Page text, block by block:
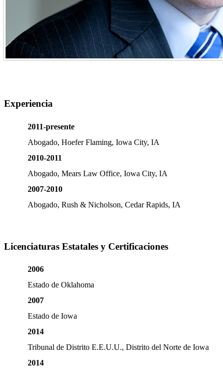
Experiencia
2011-presente
Abogado, Hoefer Flaming, Iowa City, IA
2010-2011
Abogado, Mears Law Office, Iowa City, IA
2007-2010
Abogado, Rush & Nicholson, Cedar Rapids, IA
Licenciaturas Estatales y Certificaciones
2006
Estado de Oklahoma
2007
Estado de Iowa
2014
Tribunal de Distrito E.E.U.U., Distrito del Norte de Iowa
2014